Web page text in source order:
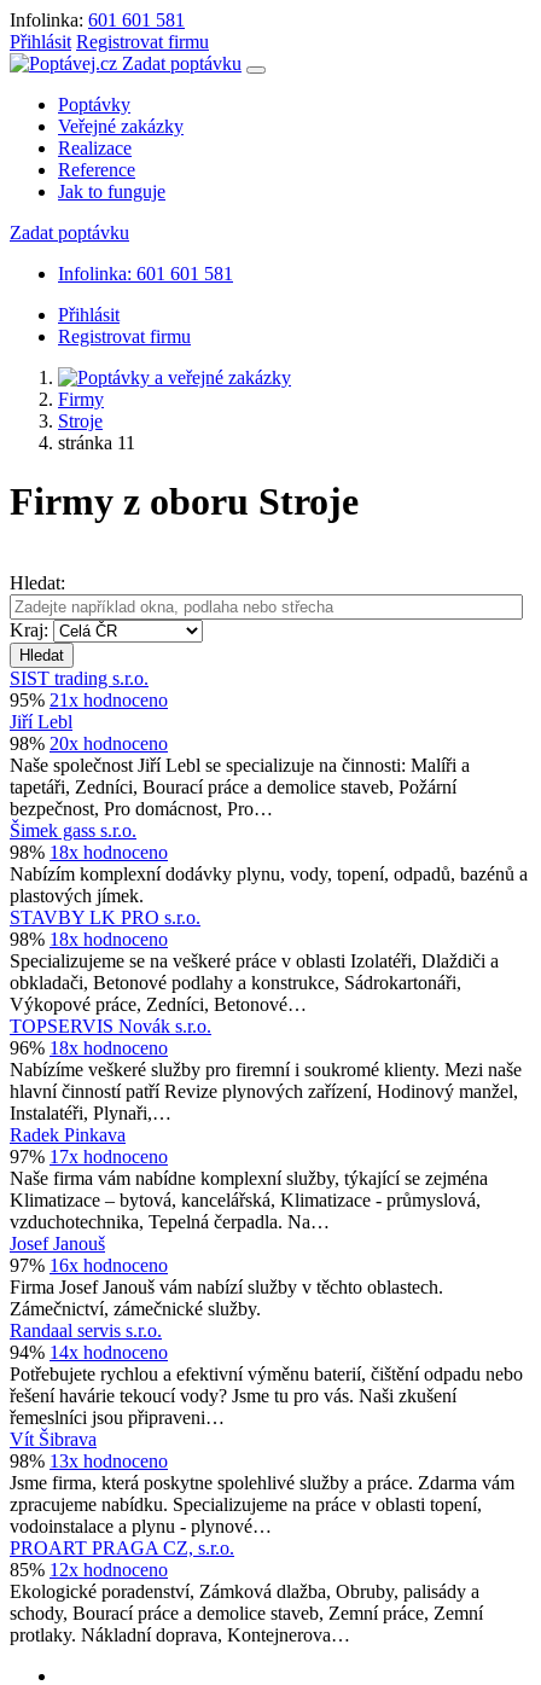
Infolinka: 601 601 581
Přihlásit Registrovat firmu
Zadat poptávku
Poptávky
Veřejné zakázky
Realizace
Reference
Jak to funguje
Zadat poptávku
Infolinka: 601 601 581
Přihlásit
Registrovat firmu
Firmy
Stroje
stránka 11
Firmy z oboru Stroje
Hledat:
Kraj:
Hledat
SIST trading s.r.o.
95% 21x hodnoceno
Jiří Lebl
98% 20x hodnoceno
Naše společnost Jiří Lebl se specializuje na činnosti: Malíři a
tapetáři, Zedníci, Bourací práce a demolice staveb, Požární
bezpečnost, Pro domácnost, Pro…
Šimek gass s.r.o.
98% 18x hodnoceno
Nabízím komplexní dodávky plynu, vody, topení, odpadů, bazénů a
plastových jímek.
STAVBY LK PRO s.r.o.
98% 18x hodnoceno
Specializujeme se na veškeré práce v oblasti Izolatéři, Dlaždiči a
obkladači, Betonové podlahy a konstrukce, Sádrokartonáři,
Výkopové práce, Zedníci, Betonové…
TOPSERVIS Novák s.r.o.
96% 18x hodnoceno
Nabízíme veškeré služby pro firemní i soukromé klienty. Mezi naše
hlavní činností patří Revize plynových zařízení, Hodinový manžel,
Instalatéři, Plynaři,…
Radek Pinkava
97% 17x hodnoceno
Naše firma vám nabídne komplexní služby, týkající se zejména
Klimatizace – bytová, kancelářská, Klimatizace - průmyslová,
vzduchotechnika, Tepelná čerpadla. Na…
Josef Janouš
97% 16x hodnoceno
Firma Josef Janouš vám nabízí služby v těchto oblastech.
Zámečnictví, zámečnické služby.
Randaal servis s.r.o.
94% 14x hodnoceno
Potřebujete rychlou a efektivní výměnu baterií, čištění odpadu nebo
řešení havárie tekoucí vody? Jsme tu pro vás. Naši zkušení
řemeslníci jsou připraveni…
Vít Šibrava
98% 13x hodnoceno
Jsme firma, která poskytne spolehlivé služby a práce. Zdarma vám
zpracujeme nabídku. Specializujeme na práce v oblasti topení,
vodoinstalace a plynu - plynové…
PROART PRAGA CZ, s.r.o.
85% 12x hodnoceno
Ekologické poradenství, Zámková dlažba, Obruby, palisády a
schody, Bourací práce a demolice staveb, Zemní práce, Zemní
protlaky. Nákladní doprava, Kontejnerova…